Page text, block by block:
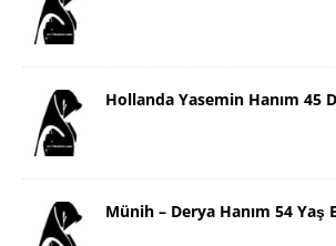
Hollanda Yasemin Hanım 45
Münih – Derya Hanım 54 Yaş